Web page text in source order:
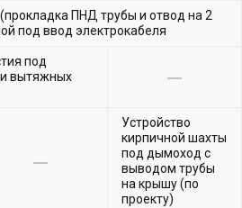
ПНД трубы и отвод на 2
под ввод электрокабеля
под
вытяжных
Устройство
кирпичной шахты
под дымоход с
выводом трубы
на крышу (по
проекту)